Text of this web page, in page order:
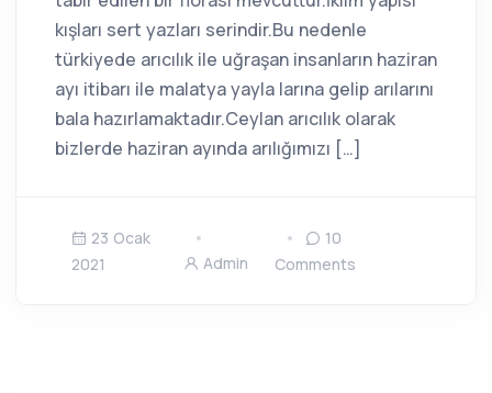
kışları sert yazları serindir.Bu nedenle
türkiyede arıcılık ile uğraşan insanların haziran
ayı itibarı ile malatya yayla larına gelip arılarını
bala hazırlamaktadır.Ceylan arıcılık olarak
bizlerde haziran ayında arılığımızı […]
23 Ocak
2021
Admin
10
Comments